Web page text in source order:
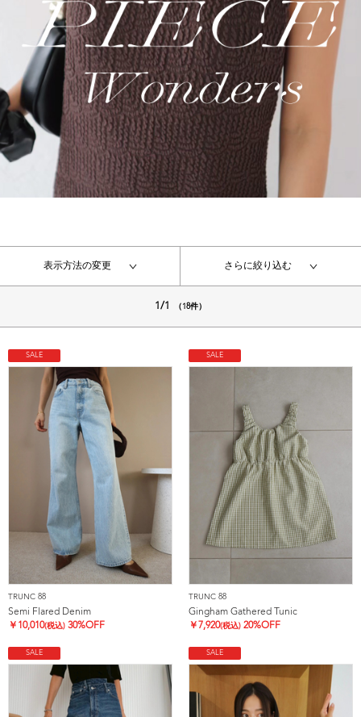
表示方法の変更 さらに絞り込む
1/1 （18件）
SALE
TRUNC 88
Semi Flared Denim
￥ 10,010(税込) 30%OFF
SALE
TRUNC 88
Gingham Gathered Tunic
￥ 7,920(税込) 20%OFF
SALE SALE